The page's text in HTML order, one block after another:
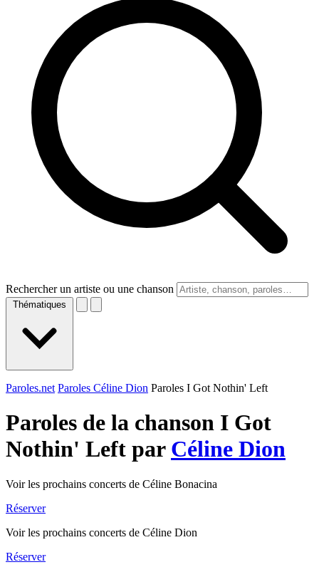
Rechercher un artiste ou une chanson
Thématiques
Paroles.net Paroles Céline Dion Paroles I Got Nothin' Left
Paroles de la chanson I Got
Nothin' Left par Céline Dion
Voir les prochains concerts de Céline Bonacina
Réserver
Voir les prochains concerts de Céline Dion
Réserver